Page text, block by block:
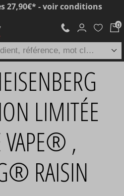
LIMITÉE
VAPE® ,
RAISIN
27,90€* - voir conditions
marque, saveur, ingrédient, référence, mot clé...